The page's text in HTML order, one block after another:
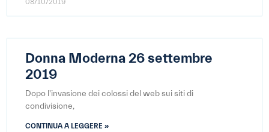
08/10/2019
Donna Moderna 26 settembre
2019
Dopo l'invasione dei colossi del web sui siti di
condivisione,
CONTINUA A LEGGERE »